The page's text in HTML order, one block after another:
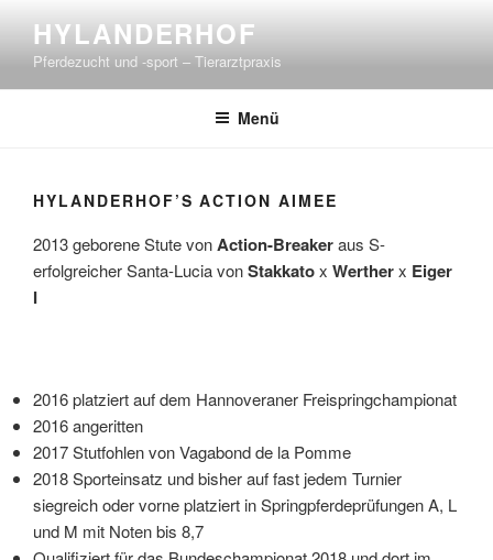
springen
HYLANDERHOF
Pferdezucht und -sport – Tierarztpraxis
Menü
HYLANDERHOF’S ACTION AIMEE
2013 geborene Stute vonAction-Breakeraus S-
erfolgreicher Santa-Lucia vonStakkatox Wertherx Eiger
I
2016 platziert auf dem Hannoveraner Freispringchampionat
2016 angeritten
2017 Stutfohlen von Vagabond de la Pomme
2018 Sporteinsatz und bisher auf fast jedem Turnier
siegreich oder vorne platziert in Springpferdeprüfungen A, L
und M mit Noten bis 8,7